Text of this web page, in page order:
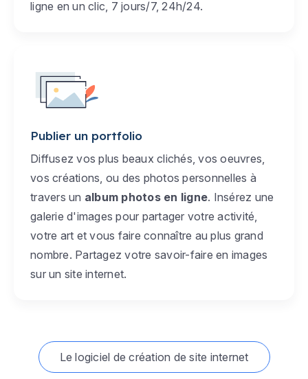
ligne en un clic, 7 jours/7, 24h/24.
Publier un portfolio
Diffusez vos plus beaux clichés, vos oeuvres,
vos créations, ou des photos personnelles à
travers un album photos en ligne. Insérez une
galerie d'images pour partager votre activité,
votre art et vous faire connaître au plus grand
nombre. Partagez votre savoir-faire en images
sur un site internet.
Le logiciel de création de site internet